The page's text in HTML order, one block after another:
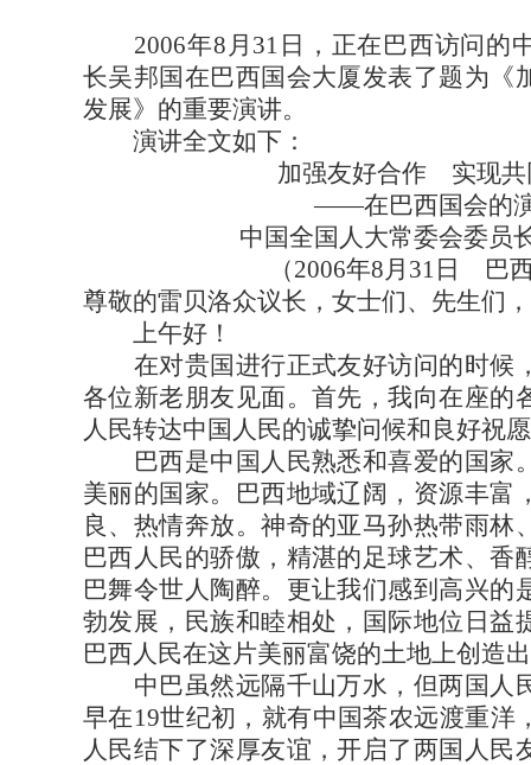
2006年8月31日，正在巴西访问的
长吴邦国在巴西国会大厦发表了题为
发展》的重要演讲。
演讲全文如下：
加强友好合作 实现共
——在巴西国会的
中国全国人大常委会委
（2006年8月31日 巴
尊敬的雷贝洛众议长，女士们、先生们
上午好！
在对贵国进行正式友好访问的时候
各位新老朋友见面。首先，我向在座的
人民转达中国人民的诚挚问候和良好祝
巴西是中国人民熟悉和喜爱的国家
美丽的国家。巴西地域辽阔，资源丰富
良、热情奔放。神奇的亚马孙热带雨林
巴西人民的骄傲，精湛的足球艺术、香
巴舞令世人陶醉。更让我们感到高兴的
勃发展，民族和睦相处，国际地位日益
巴西人民在这片美丽富饶的土地上创造
中巴虽然远隔千山万水，但两国人
早在19世纪初，就有中国茶农远渡重洋
人民结下了深厚友谊，开启了两国人民